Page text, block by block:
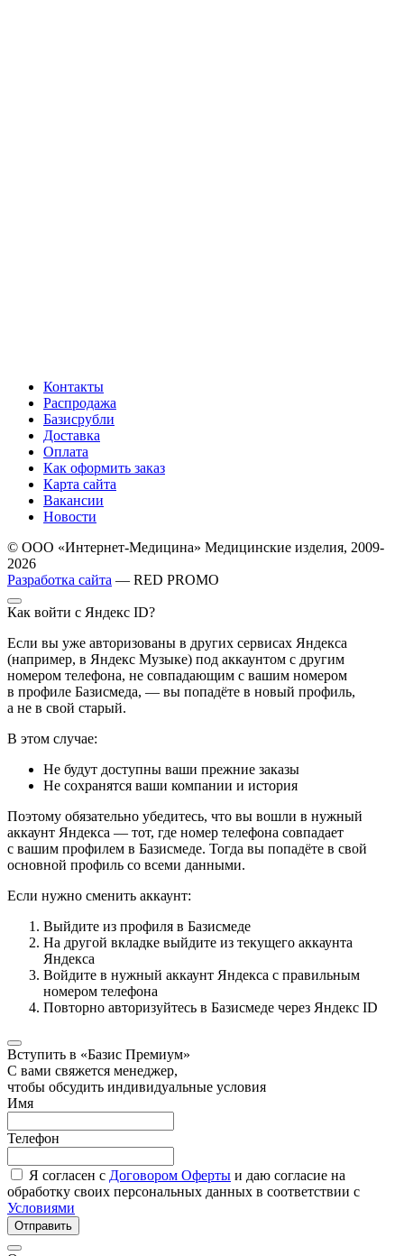
Контакты
Распродажа
Базисрубли
Доставка
Оплата
Как оформить заказ
Карта сайта
Вакансии
Новости
© ООО «Интернет-Медицина» Медицинские изделия, 2009-
2026
Разработка сайта — RED PROMO
Как войти с Яндекс ID?
Если вы уже авторизованы в других сервисах Яндекса
(например, в Яндекс Музыке) под аккаунтом с другим
номером телефона, не совпадающим с вашим номером
в профиле Базисмеда, — вы попадёте в новый профиль,
а не в свой старый.
В этом случае:
Не будут доступны ваши прежние заказы
Не сохранятся ваши компании и история
Поэтому обязательно убедитесь, что вы вошли в нужный
аккаунт Яндекса — тот, где номер телефона совпадает
с вашим профилем в Базисмеде. Тогда вы попадёте в свой
основной профиль со всеми данными.
Если нужно сменить аккаунт:
Выйдите из профиля в Базисмеде
На другой вкладке выйдите из текущего аккаунта
Яндекса
Войдите в нужный аккаунт Яндекса с правильным
номером телефона
Повторно авторизуйтесь в Базисмеде через Яндекс ID
Вступить в «Базис Премиум»
С вами свяжется менеджер,
чтобы обсудить индивидуальные условия
Имя
Телефон
Я согласен с Договором Оферты и даю согласие на
обработку своих персональных данных в соответствии с
Условиями
Отправить